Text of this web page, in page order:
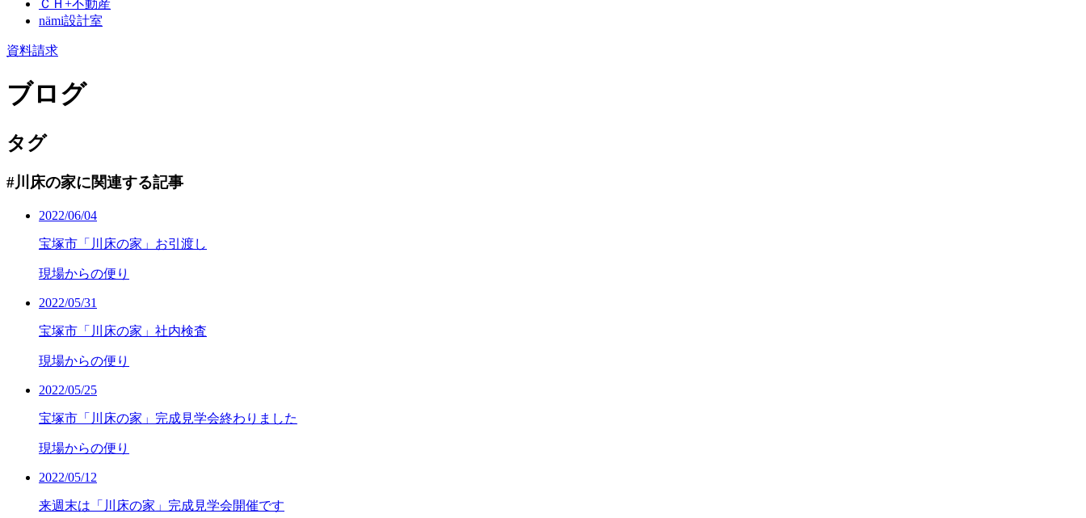
ＣＨ+不動産
nämi設計室
資料請求
ブログ
タグ
#川床の家に関連する記事
2022/06/04
宝塚市「川床の家」お引渡し
現場からの便り
2022/05/31
宝塚市「川床の家」社内検査
現場からの便り
2022/05/25
宝塚市「川床の家」完成見学会終わりました
現場からの便り
2022/05/12
来週末は「川床の家」完成見学会開催です